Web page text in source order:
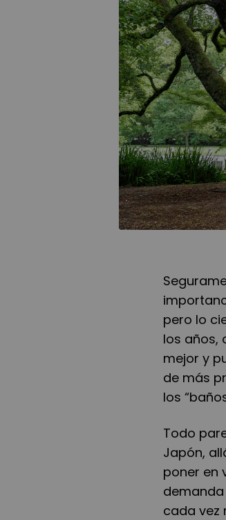
pero lo
los años,
mejor y
de más
los
Todo
Japón,
poner en
cada vez